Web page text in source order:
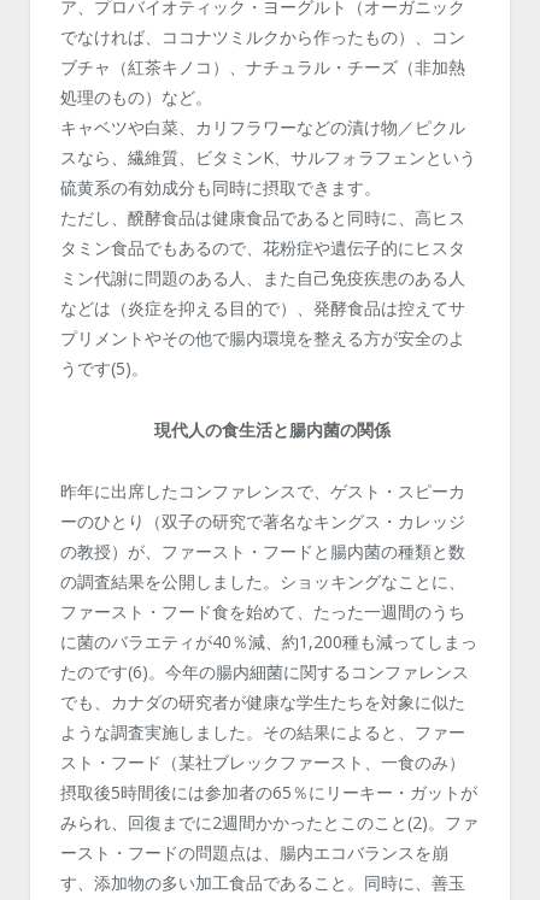
ア、プロバイオティック・ヨーグルト（オーガニック
でなければ、ココナツミルクから作ったもの）、コン
ブチャ（紅茶キノコ）、ナチュラル・チーズ（非加熱
処理のもの）など。
キャベツや白菜、カリフラワーなどの漬け物／ピクル
スなら、繊維質、ビタミンK、サルフォラフェンという
硫黄系の有効成分も同時に摂取できます。
ただし、醗酵食品は健康食品であると同時に、高ヒス
タミン食品でもあるので、花粉症や遺伝子的にヒスタ
ミン代謝に問題のある人、また自己免疫疾患のある人
などは（炎症を抑える目的で）、発酵食品は控えてサ
プリメントやその他で腸内環境を整える方が安全のよ
うです(5)。
現代人の食生活と腸内菌の関係
昨年に出席したコンファレンスで、ゲスト・スピーカ
ーのひとり（双子の研究で著名なキングス・カレッジ
の教授）が、ファースト・フードと腸内菌の種類と数
の調査結果を公開しました。ショッキングなことに、
ファースト・フード食を始めて、たった一週間のうち
に菌のバラエティが40％減、約1,200種も減ってしまっ
たのです(6)。今年の腸内細菌に関するコンファレンス
でも、カナダの研究者が健康な学生たちを対象に似た
ような調査実施しました。その結果によると、ファー
スト・フード（某社ブレックファースト、一食のみ）
摂取後5時間後には参加者の65％にリーキー・ガットが
みられ、回復までに2週間かかったとこのこと(2)。ファ
ースト・フードの問題点は、腸内エコバランスを崩
す、添加物の多い加工食品であること。同時に、善玉